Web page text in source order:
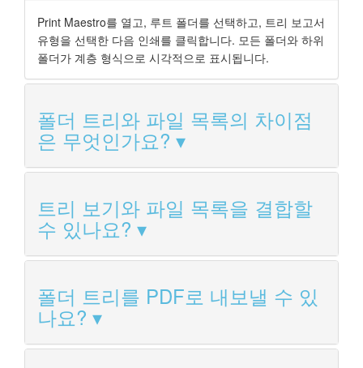
Print Maestro를 열고, 루트 폴더를 선택하고, 트리 보고서
유형을 선택한 다음 인쇄를 클릭합니다. 모든 폴더와 하위
폴더가 계층 형식으로 시각적으로 표시됩니다.
폴더 트리와 파일 목록의 차이점
은 무엇인가요?
트리 보기와 파일 목록을 결합할
수 있나요?
폴더 트리를 PDF로 내보낼 수 있
나요?